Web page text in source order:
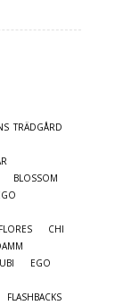
TRÄDGÅRD
BLOSSOM
CHI
EGO
FLASHBACKS